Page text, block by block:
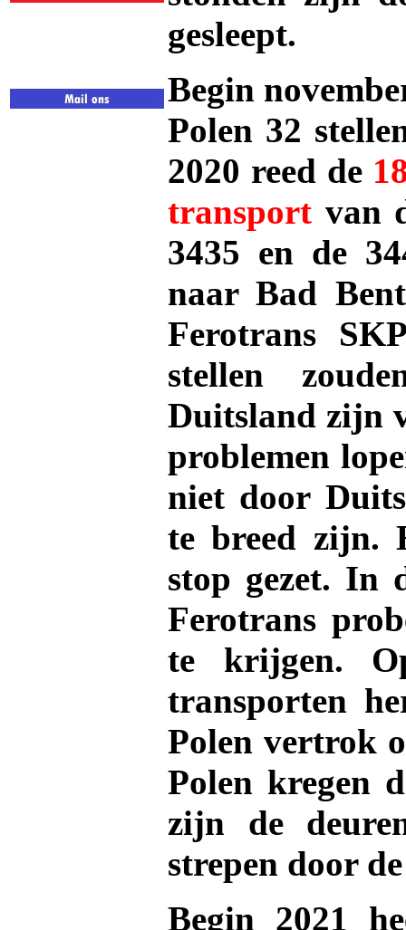
gesleept.
Begin
Polen 32
2020 reed de
transport van
3435 en de
naar Bad
Ferotrans
stellen
Duitsland zijn
problemen
niet door
te breed zijn.
stop gezet. In
Ferotrans
te krijgen.
transporten
Polen vertrok
Polen kregen
zijn de
strepen door
Begin 2021